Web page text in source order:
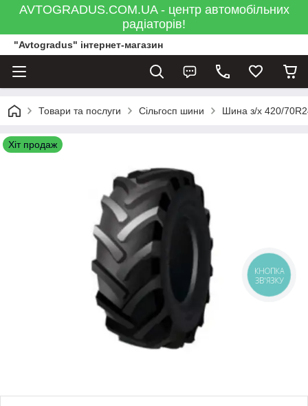
AVTOGRADUS.COM.UA - центр автомобільних
радіаторів!
"Avtogradus" інтернет-магазин
Товари та послуги Сільгосп шини Шина з/х 420/
Хіт продаж
КНОПКА
ЗВ'ЯЗКУ